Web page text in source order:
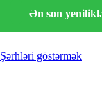
Ən son
Şərhləri göstərmək